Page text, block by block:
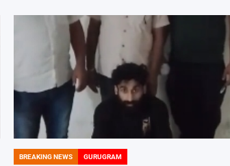
POSTED
BREAKING NEWS GURUGRAM